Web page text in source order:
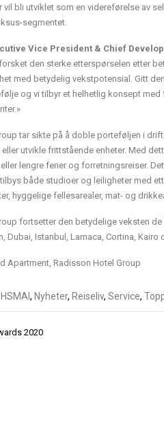
vil bli utviklet som en videreførelse av
segmentet.
Vice President & Chief
den sterke etterspørselen etter
med betydelig vekstpotensial. Gitt
og vi tilbyr et helhetlig konsept
tar sikte på å doble porteføljen i
utvikle frittstående enheter. Med
lengre ferier og forretningsreiser.
både studioer og leiligheter med
hyggelige fellesarealer, mat- og
fortsetter den betydelige veksten
Dubai, Istanbul, Larnaca, Cortina, Kairo
Apartment, Radisson Hotel Group
HSMAI , Nyheter, Reiseliv, Service,
2020